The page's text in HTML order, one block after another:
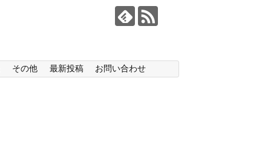
その他 最新投稿 お問い合わせ